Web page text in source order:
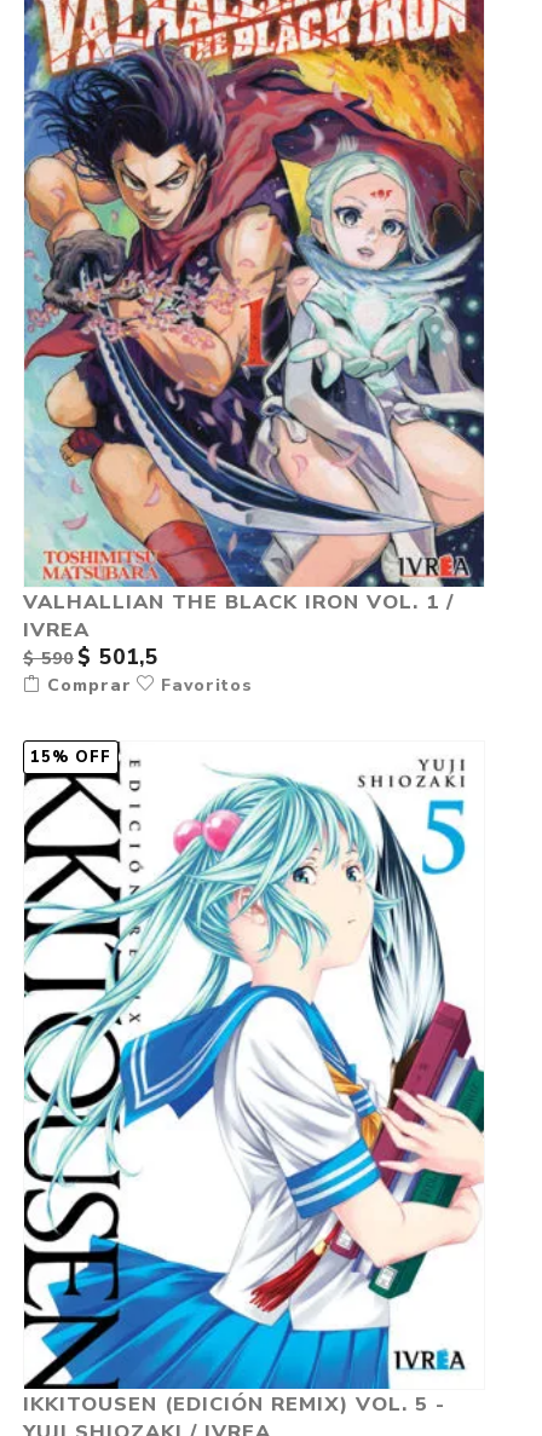
VALHALLIAN THE BLACK IRON VOL. 1 /
IVREA
$ 590 $ 501,5
Comprar Favoritos
15% OFF
IKKITOUSEN (EDICIÓN REMIX) VOL. 5 -